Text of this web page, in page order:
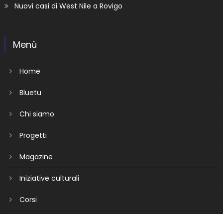
Nuovi casi di West Nile a Rovigo
Menù
Home
Bluetu
Chi siamo
Progetti
Magazine
Iniziative culturali
Corsi